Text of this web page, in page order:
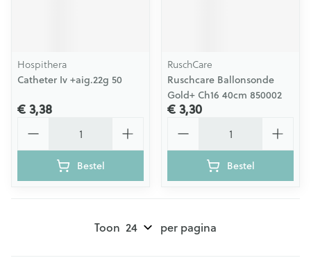
Hospithera
Catheter Iv +aig.22g 50
€ 3,38
Bestel
RuschCare
Ruschcare Ballonsonde
Gold+ Ch16 40cm 850002
€ 3,30
Bestel
Toon per pagina